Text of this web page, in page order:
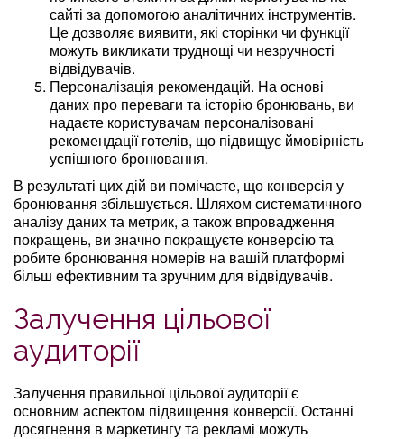
сайті за допомогою аналітичних інструментів.
Це дозволяє виявити, які сторінки чи функції
можуть викликати труднощі чи незручності
відвідувачів.
Персоналізація рекомендацій. На основі
даних про переваги та історію бронювань, ви
надаєте користувачам персоналізовані
рекомендації готелів, що підвищує ймовірність
успішного бронювання.
В результаті цих дій ви помічаєте, що конверсія у
бронювання збільшується. Шляхом систематичного
аналізу даних та метрик, а також впровадження
покращень, ви значно покращуєте конверсію та
робите бронювання номерів на вашій платформі
більш ефективним та зручним для відвідувачів.
Залучення цільової
аудиторії
Залучення правильної цільової аудиторії є
основним аспектом підвищення конверсії. Останні
досягнення в маркетингу та рекламі можуть